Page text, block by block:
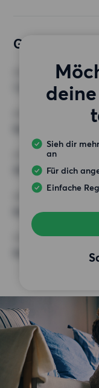
Gewünschte
Sieh dir
an
Für dich
Einfache
1 Zimmer
MINDESTANZAHL AN
HÖCHSTMIETE
500 EUR
Keine
SONSTIGE
Keine